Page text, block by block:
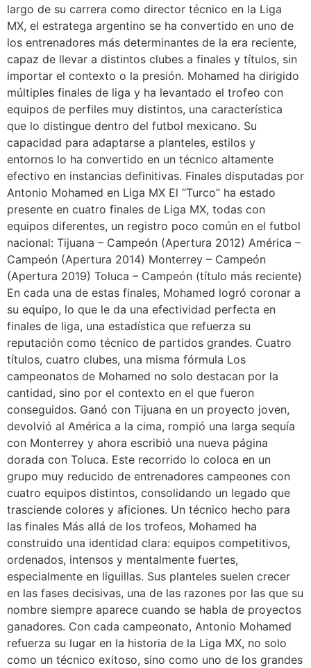
largo de su carrera como director técnico en la Liga
MX, el estratega argentino se ha convertido en uno de
los entrenadores más determinantes de la era reciente,
capaz de llevar a distintos clubes a finales y títulos, sin
importar el contexto o la presión. Mohamed ha dirigido
múltiples finales de liga y ha levantado el trofeo con
equipos de perfiles muy distintos, una característica
que lo distingue dentro del futbol mexicano. Su
capacidad para adaptarse a planteles, estilos y
entornos lo ha convertido en un técnico altamente
efectivo en instancias definitivas. Finales disputadas por
Antonio Mohamed en Liga MX El “Turco” ha estado
presente en cuatro finales de Liga MX, todas con
equipos diferentes, un registro poco común en el futbol
nacional: Tijuana – Campeón (Apertura 2012) América –
Campeón (Apertura 2014) Monterrey – Campeón
(Apertura 2019) Toluca – Campeón (título más reciente)
En cada una de estas finales, Mohamed logró coronar a
su equipo, lo que le da una efectividad perfecta en
finales de liga, una estadística que refuerza su
reputación como técnico de partidos grandes. Cuatro
títulos, cuatro clubes, una misma fórmula Los
campeonatos de Mohamed no solo destacan por la
cantidad, sino por el contexto en el que fueron
conseguidos. Ganó con Tijuana en un proyecto joven,
devolvió al América a la cima, rompió una larga sequía
con Monterrey y ahora escribió una nueva página
dorada con Toluca. Este recorrido lo coloca en un
grupo muy reducido de entrenadores campeones con
cuatro equipos distintos, consolidando un legado que
trasciende colores y aficiones. Un técnico hecho para
las finales Más allá de los trofeos, Mohamed ha
construido una identidad clara: equipos competitivos,
ordenados, intensos y mentalmente fuertes,
especialmente en liguillas. Sus planteles suelen crecer
en las fases decisivas, una de las razones por las que su
nombre siempre aparece cuando se habla de proyectos
ganadores. Con cada campeonato, Antonio Mohamed
refuerza su lugar en la historia de la Liga MX, no solo
como un técnico exitoso, sino como uno de los grandes